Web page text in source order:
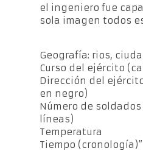
el ingeniero fue
sola imagen todos
Geografía: rios,
Curso del ejército
Dirección del
en negro)
Número de
líneas)
Temperatura
Tiempo (cronología)”